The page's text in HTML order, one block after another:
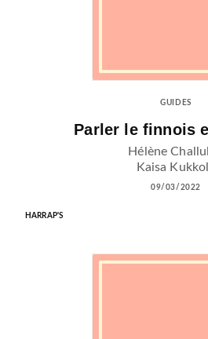
GUIDES
Parler le finnois
Hélène
Kaisa
09/03/2022
HARRAP'S